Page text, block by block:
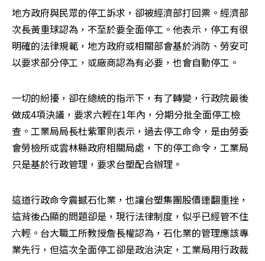
地方政府與民眾的停工訴求，卻被經濟部打回票。經濟部
次長黃重球認為，不至於要全面停工。他表示，停工有很
明確的法律規範，地方政府或相關部會基於消防、勞安可
以要求部分停工，或廠商認為有必要，也會自動停工。
一切的紛擾，卻在總統的指示下，有了轉變，行政院最後
做成4項決議，要求六輕在1年內，分期分批全面停工檢
查。工業局局長杜紫軍則表示，過去停工命令，是由勞委
會勞檢所或雲林縣政府相關局處，下的停工命令，工業局
只是基於行政管理，要求台塑配合辦理。
這道行政命令震撼石化業，也讓台塑集團股價連翻重挫，
這背後凸顯的問題卻是，現行法律制度，似乎已經管不住
六輕。台大職工所教授詹長權認為，石化業的管理應該專
業先行，但這次全面停工卻是政治決定，工業局用行政裁